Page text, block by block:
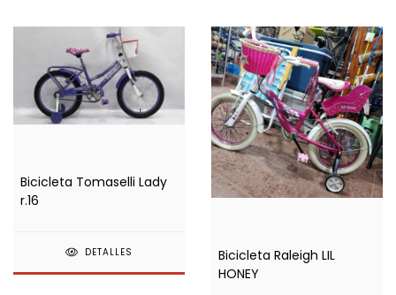
Bicicleta Tomaselli Lady
r.16
DETALLES
Bicicleta Raleigh LIL
HONEY